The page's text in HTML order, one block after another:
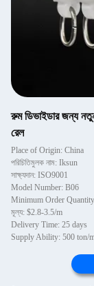
রুম ডিভাইডার জন্য নতুন
রেল
Place of Origin: China
পরিচিতিমুলক নাম: Iksun
সাক্ষ্যদান: ISO9001
Model Number: B06
Minimum Order
মূল্য: $2.8-3.5/m
Delivery Time: 25 days
Supply Ability: 500 ton/